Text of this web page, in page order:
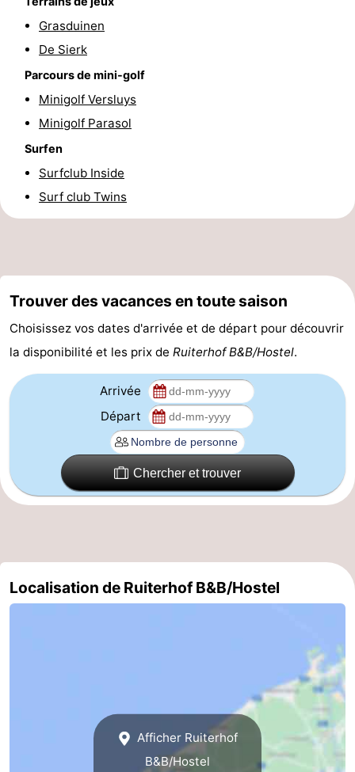
Forum
Route
Stationnement
Adresses
Médicales
Région
Occidentale
-
Bruges
-
Gand
-
Ypres
La
Het
Knokke-
-
Blankenberge
-
Wenduine
-
Grasduinen
De Sierk
Parcours de mini-golf
Minigolf Versluys
Minigolf Parasol
Surfen
Surfclub Inside
Surf club Twins
Trouver des vacances en toute saison
Choisissez vos dates d'arrivée et de départ pour découvrir
la disponibilité et les prix de Ruiterhof B&B/Hostel.
Arrivée
Départ
Chercher et trouver
Localisation de Ruiterhof B&B/Hostel
Afficher Ruiterhof
B&B/Hostel